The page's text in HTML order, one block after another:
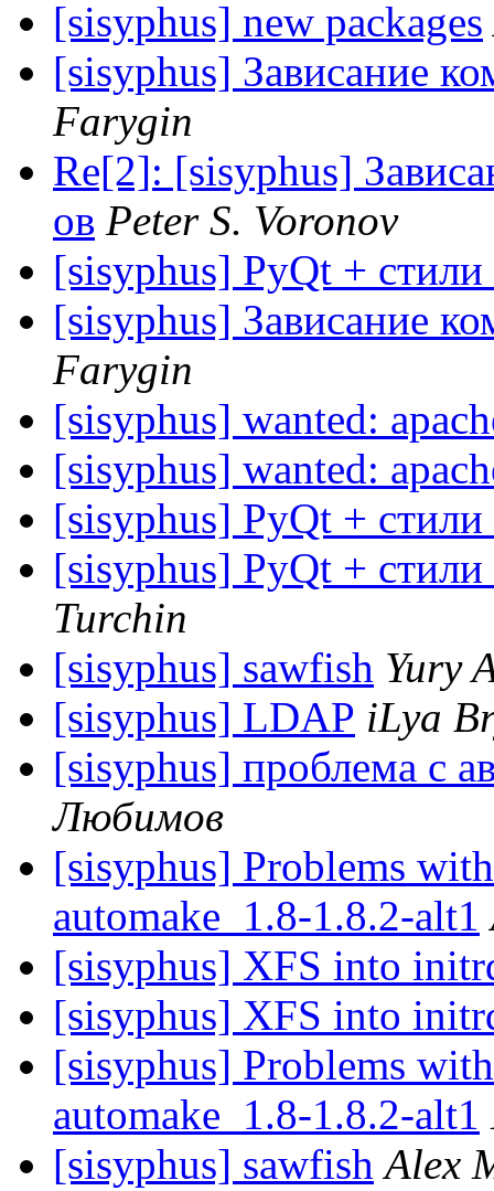
[sisyphus] new packages
[sisyphus] Зависание
Farygin
Re[2]: [sisyphus]
ов Peter S. Voronov
[sisyphus] PyQt +
[sisyphus] Зависание
Farygin
[sisyphus] wanted:
[sisyphus] wanted:
[sisyphus] PyQt +
[sisyphus] PyQt +
Turchin
[sisyphus] sawfish Yury
[sisyphus] LDAP iLya
[sisyphus] проблема с
Любимов
[sisyphus] Problems
automake_1.8-1.8.2-alt1
[sisyphus] XFS into
[sisyphus] XFS into
[sisyphus] Problems
automake_1.8-1.8.2-alt1
[sisyphus] sawfish Alex